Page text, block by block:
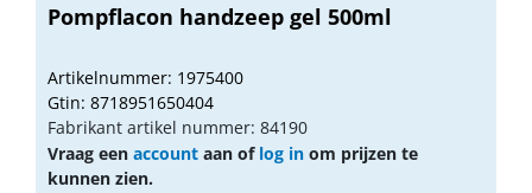
Pompflacon handzeep gel 500ml
Artikelnummer: 1975400
Gtin: 8718951650404
Fabrikant artikel nummer: 84190
Vraag een account aan of log in om prijzen te
kunnen zien.